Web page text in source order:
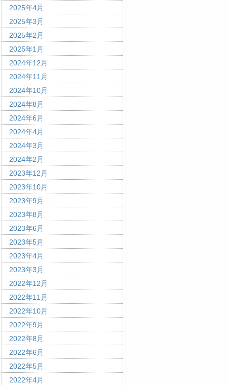
2025年4月
2025年3月
2025年2月
2025年1月
2024年12月
2024年11月
2024年10月
2024年8月
2024年6月
2024年4月
2024年3月
2024年2月
2023年12月
2023年10月
2023年9月
2023年8月
2023年6月
2023年5月
2023年4月
2023年3月
2022年12月
2022年11月
2022年10月
2022年9月
2022年8月
2022年6月
2022年5月
2022年4月